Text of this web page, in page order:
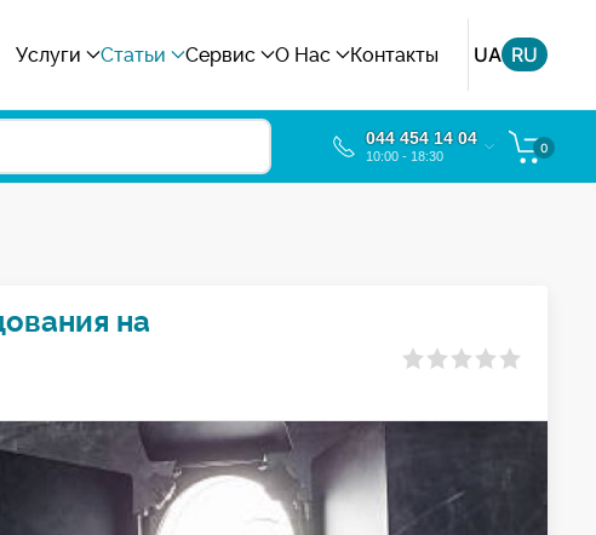
Услуги Статьи Сервис О Нас Контакты UA RU
044 454 14 04
10:00 - 18:30
0
на